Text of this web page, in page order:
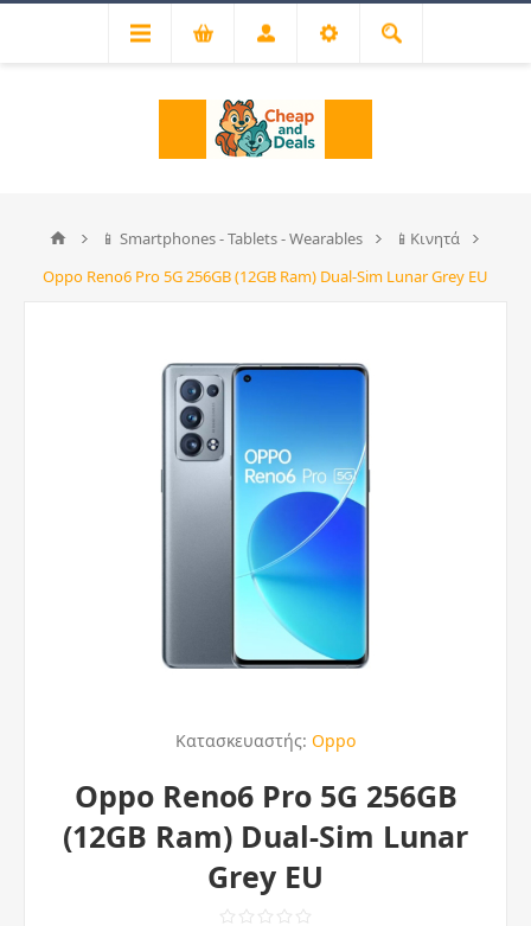
📱 Smartphones - Tablets - Wearables
📱Κινητά
Oppo Reno6 Pro 5G 256GB (12GB Ram) Dual-Sim Lunar Grey EU
Κατασκευαστής: Oppo
Oppo Reno6 Pro 5G 256GB
(12GB Ram) Dual-Sim Lunar
Grey EU